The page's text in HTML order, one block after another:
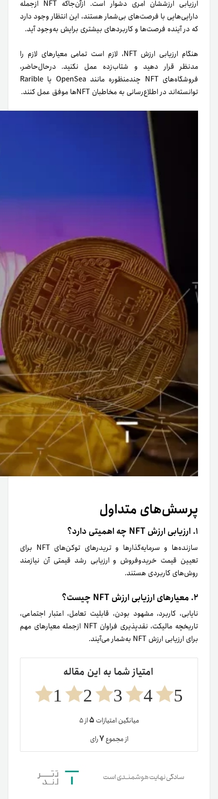
ارزیابی ارزششان امری دشوار است. از‌آن‌جاکه NFT ازجمله
دارایی‌هایی با فرصت‌های بی‌شمار هستند، این انتظار وجود دارد
که در آینده فرصت‌ها و کاربردهای بیشتری برایش به‌وجود آید.
هنگام ارزیابی ارزش NFT، لازم است تمامی معیارهای لازم را
مد‌نظر قرار دهید و شتاب‌زده عمل نکنید. در‌حال‌حاضر،
فروشگاه‌های NFT چند‌منظوره مانند OpenSea یا Rarible
توانسته‌اند در اطلاع‌رسانی به مخاطبان NFT‌ها موفق عمل کنند.
پرسش‌های متداول
۱. ارزیابی ارزش NFT چه اهمیتی دارد؟
سازنده‌ها و سرمایه‌گذارها و تریدرهای توکن‌های NFT برای
تعیین قیمت خرید‌و‌فروش و ارزیابی رشد قیمتی آن نیازمند
روش‌های کاربردی هستند.
۲. معیارهای ارزیابی ارزش NFT چیست؟
نایابی، کاربرد، مشهود بودن، قابلیت تعامل، اعتبار اجتماعی،
تاریخچه مالیکت، نقدپذیری فراوان NFT ازجمله معیارهای مهم
برای ارزیابی ارزش NFT به‌شمار می‌آیند.
امتیاز شما به این مقاله
5
4
3
2
1
میانگین امتیازات ۵از ۵
از مجموع۷رای